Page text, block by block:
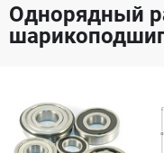
Однорядный